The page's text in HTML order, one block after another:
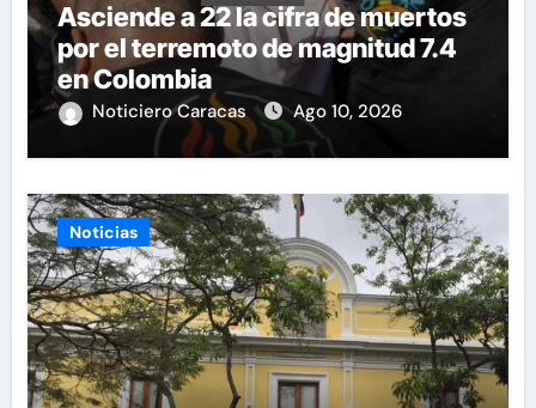
Asciende a 22 la cifra de muertos
por el terremoto de magnitud 7.4
en Colombia
Noticiero Caracas Ago 10, 2026
Noticias